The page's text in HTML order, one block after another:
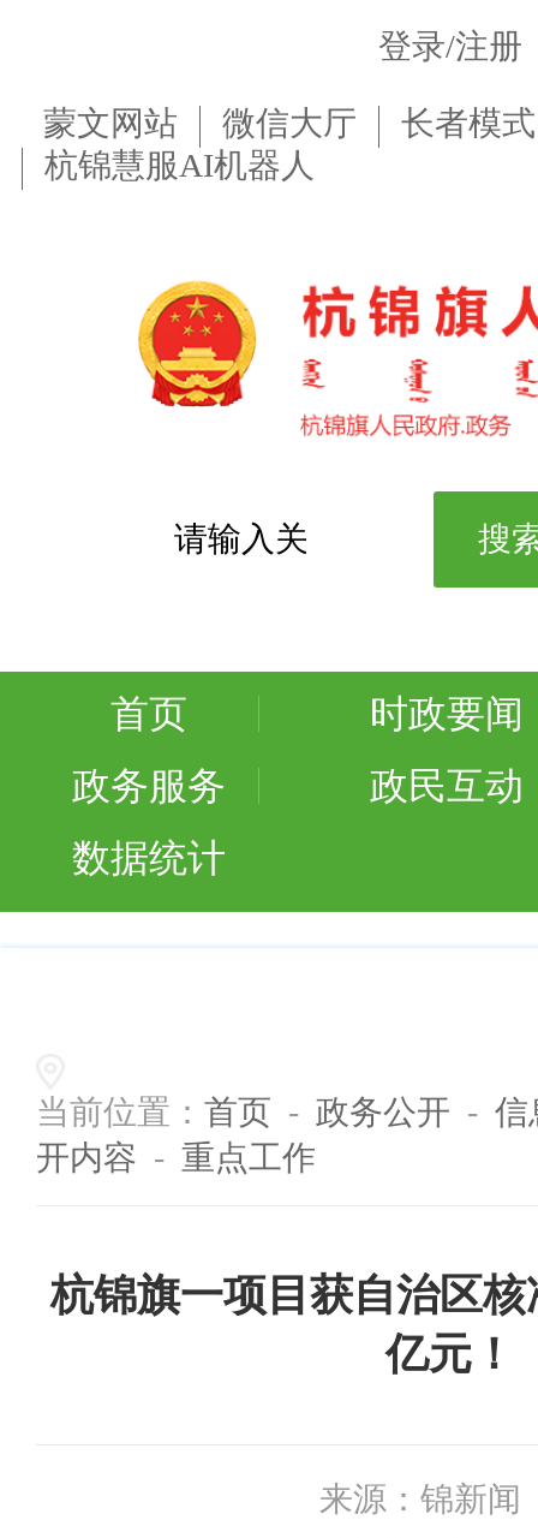
登录/注册
蒙文网站 微信大厅
长者模式
杭锦慧服AI机器人
首页
时政要闻
政务服务
政民互动
数据统计
当前位置： 首页 - 政务公开 - 信
开内容 - 重点工作
杭锦旗一项目获自治区
亿元！
来源： 锦新闻